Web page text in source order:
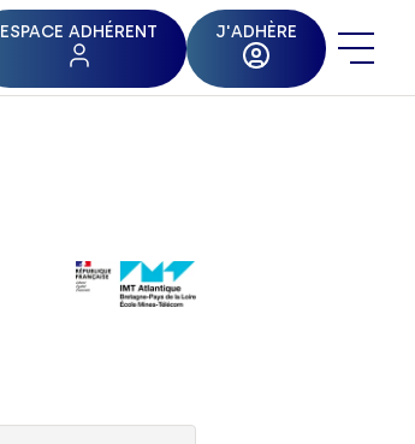
ESPACE ADHÉRENT J'ADHÈRE